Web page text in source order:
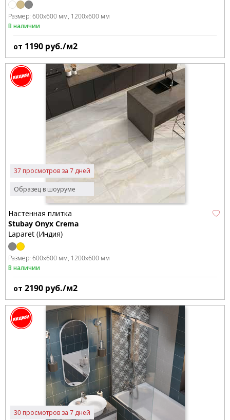
Размер: 600x600 мм 1200x600 мм
В наличии
от 1190 руб./м2
Образец в шоуруме
37 просмотров за 7 дней
Настенная плитка
Stubay Onyx Crema
Laparet (Индия)
Размер: 600x600 мм 1200x600 мм
В наличии
от 2190 руб./м2
30 просмотров за 7 дней